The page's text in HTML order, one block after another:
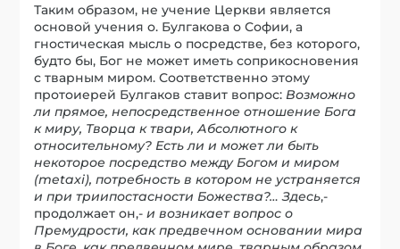
Таким образом, не учение Церкви является
основой учения о. Булгакова о Софии, а
гностическая мысль о посредстве, без которого,
будто бы, Бог не может иметь соприкосновения
с тварным миром. Соответственно этому
протоиерей Булгаков ставит вопрос:Возможно
ли прямое, непосредственное отношение Бога
к миру, Творца к твари, Абсолютного к
относительному? Есть ли и может ли быть
некоторое посредство между Богом и миром
(metaxi), потребность в котором не устраняется
и при триипостасности Божества?… Здесь,-
продолжает он,-и возникает вопрос о
Премудрости, как предвечном основании мира